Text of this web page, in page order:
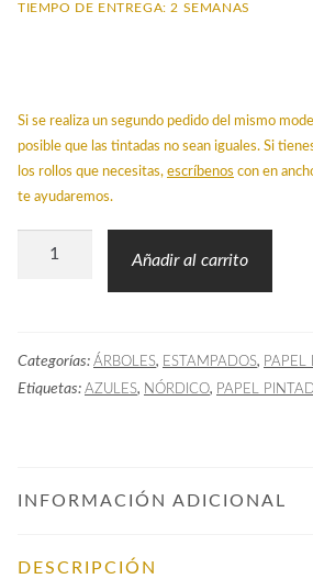
TIEMPO DE ENTREGA: 2 SEMANAS
Si se realiza un segundo pedido del mismo
posible que las tintadas no sean iguales. Si
los rollos que necesitas, escríbenos con en
te ayudaremos.
Papel
Azul
Claro
Añadir al carrito
Categorías: ÁRBOLES, ESTAMPADOS, PAPEL
Etiquetas: AZULES, NÓRDICO, PAPEL
INFORMACIÓN ADICIONAL
DESCRIPCIÓN